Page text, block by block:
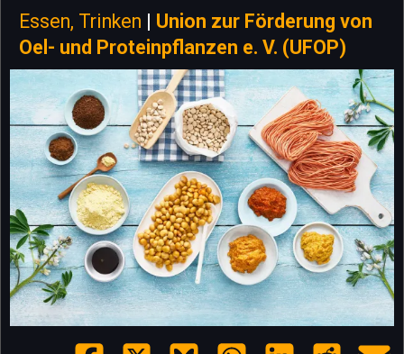
Essen, Trinken | Union zur Förderung von
Oel- und Proteinpflanzen e. V. (UFOP)